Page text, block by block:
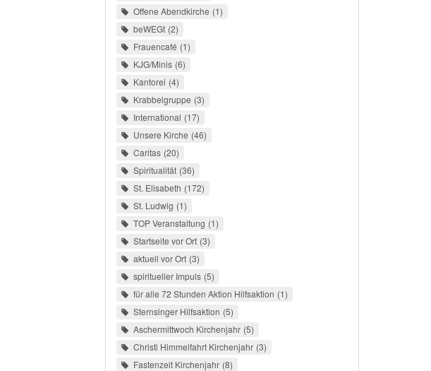
Offene Abendkirche 1
beWEGt 2
Frauencafé 1
KJG/Minis 6
Kantorei 4
Krabbelgruppe 3
International 17
Unsere Kirche 46
Caritas 20
Spiritualität 36
St. Elisabeth 172
St. Ludwig 1
TOP Veranstaltung 1
Startseite vor Ort 3
aktuell vor Ort 3
spiritueller Impuls 5
für alle 72 Stunden Aktion Hilfsaktion 1
Sternsinger Hilfsaktion 5
Aschermittwoch Kirchenjahr 5
Christi Himmelfahrt Kirchenjahr 3
Fastenzeit Kirchenjahr 8